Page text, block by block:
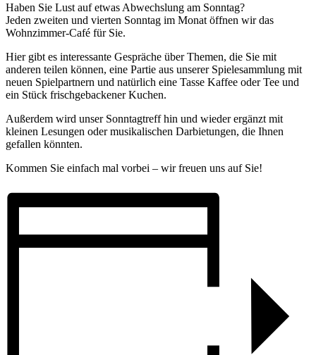
Haben Sie Lust auf etwas Abwechslung am Sonntag?
Jeden zweiten und vierten Sonntag im Monat öffnen wir das
Wohnzimmer-Café für Sie.
Hier gibt es interessante Gespräche über Themen, die Sie mit
anderen teilen können, eine Partie aus unserer Spielesammlung mit
neuen Spielpartnern und natürlich eine Tasse Kaffee oder Tee und
ein Stück frischgebackener Kuchen.
Außerdem wird unser Sonntagtreff hin und wieder ergänzt mit
kleinen Lesungen oder musikalischen Darbietungen, die Ihnen
gefallen könnten.
Kommen Sie einfach mal vorbei – wir freuen uns auf Sie!